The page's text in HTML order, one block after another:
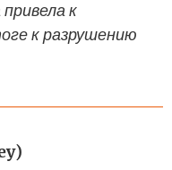
к
к разрушению